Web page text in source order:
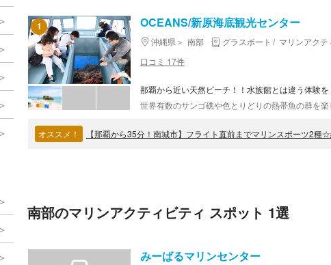
1 OCEANS/新原海底観光センター
沖縄県 南部 グラスボート
マリンアクテ
口コミ 17件
那覇から近い天然ビーチ！！水族館とは違う体験を
オススメ！
南部のマリンアクティビティ スポット 1選
みーばるマリンセンター